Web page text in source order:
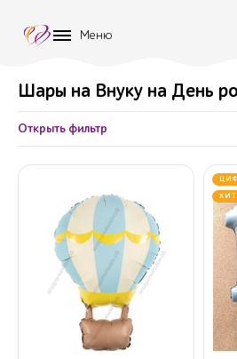
Меню
Шары на Внуку на День
Открыть фильтр
ХИТ